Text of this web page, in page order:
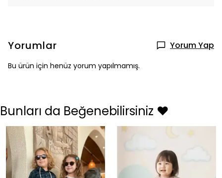
Yorumlar Yorum Yap
Bu ürün için henüz yorum yapılmamış.
Bunları da Beğenebilirsiniz ❤️